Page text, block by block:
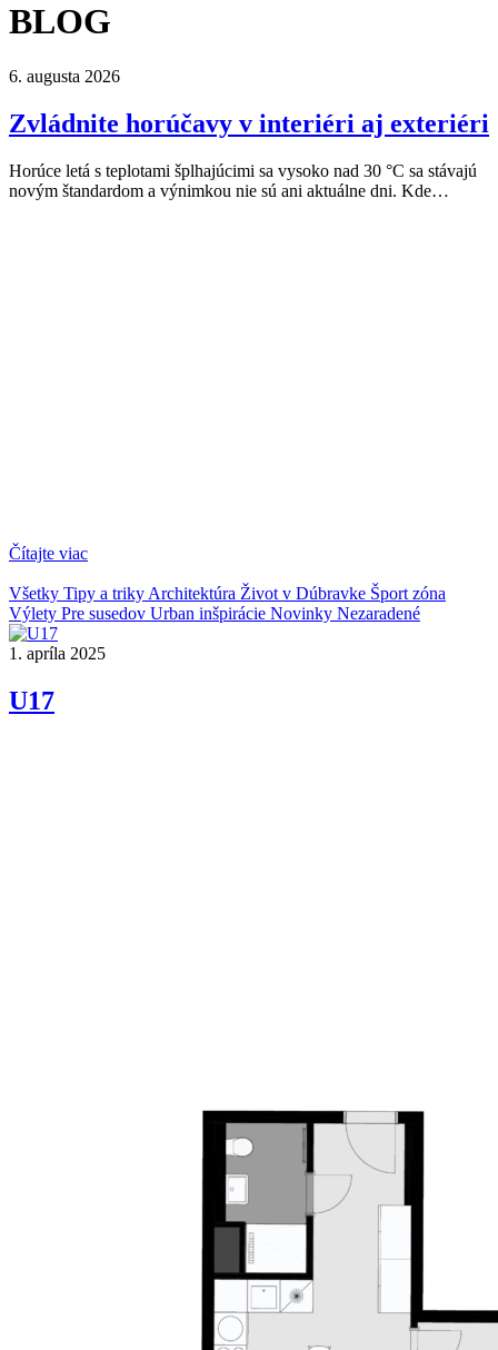
BLOG
6. augusta 2026
Zvládnite horúčavy v interiéri aj exteriéri
Horúce letá s teplotami šplhajúcimi sa vysoko nad 30 °C sa stávajú
novým štandardom a výnimkou nie sú ani aktuálne dni. Kde…
Čítajte viac
Všetky Tipy a triky Architektúra Život v Dúbravke Šport zóna
Výlety Pre susedov Urban inšpirácie Novinky Nezaradené
1. apríla 2025
U17